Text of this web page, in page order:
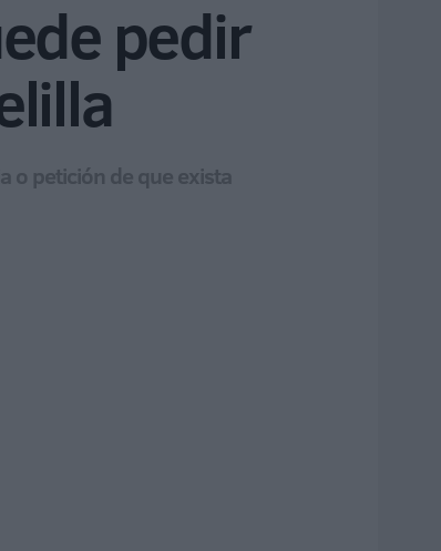
pedir
o petición de que exista